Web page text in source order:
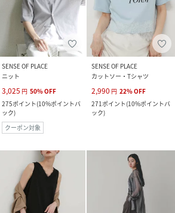
SENSE OF PLACE
ニット
3,025 円 50%OFF
275ポイント(10%ポイントバ
ック)
クーポン対象
SENSE OF PLACE
カットソー・Tシャツ
2,990 円 22%OFF
271ポイント(10%ポイントバ
ック)